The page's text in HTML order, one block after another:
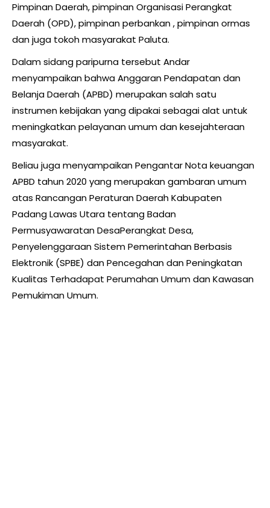
Pimpinan Daerah, pimpinan Organisasi Perangkat
Daerah (OPD), pimpinan perbankan , pimpinan ormas
dan juga tokoh masyarakat Paluta.
Dalam sidang paripurna tersebut Andar
menyampaikan bahwa Anggaran Pendapatan dan
Belanja Daerah (APBD) merupakan salah satu
instrumen kebijakan yang dipakai sebagai alat untuk
meningkatkan pelayanan umum dan kesejahteraan
masyarakat.
Beliau juga menyampaikan Pengantar Nota keuangan
APBD tahun 2020 yang merupakan gambaran umum
atas Rancangan Peraturan Daerah Kabupaten
Padang Lawas Utara tentang Badan
Permusyawaratan DesaPerangkat Desa,
Penyelenggaraan Sistem Pemerintahan Berbasis
Elektronik (SPBE) dan Pencegahan dan Peningkatan
Kualitas Terhadapat Perumahan Umum dan Kawasan
Pemukiman Umum.